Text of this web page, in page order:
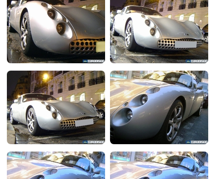
Flottes
Auto
Services
Moto
Marques